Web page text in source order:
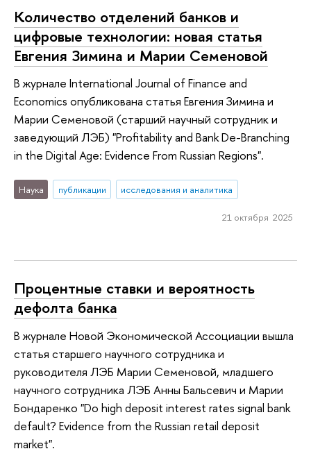
Количество отделений банков и
цифровые технологии: новая статья
Евгения Зимина и Марии Семеновой
В журнале International Journal of Finance and
Economics опубликована статья Евгения Зимина и
Марии Семеновой (старший научный сотрудник и
заведующий ЛЭБ) "Profitability and Bank De-Branching
in the Digital Age: Evidence From Russian Regions".
Наука публикации исследования и аналитика
21 октября 2025
Процентные ставки и вероятность
дефолта банка
В журнале Новой Экономической Ассоциации вышла
статья старшего научного сотрудника и
руководителя ЛЭБ Марии Семеновой, младшего
научного сотрудника ЛЭБ Анны Бальсевич и Марии
Бондаренко "Do high deposit interest rates signal bank
default? Evidence from the Russian retail deposit
market".